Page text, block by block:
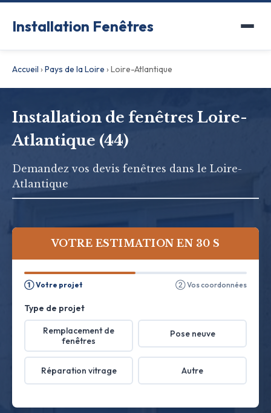
Installation Fenêtres
Accueil ›Pays de la Loire ›Loire-Atlantique
Installation de fenêtres Loire-
Atlantique (44)
Demandez vos devis fenêtres dans le Loire-
Atlantique
VOTRE ESTIMATION EN 30 S
① Votre projet ② Vos coordonnées
Type de projet
Remplacement de
fenêtres
Pose neuve
Réparation vitrage Autre